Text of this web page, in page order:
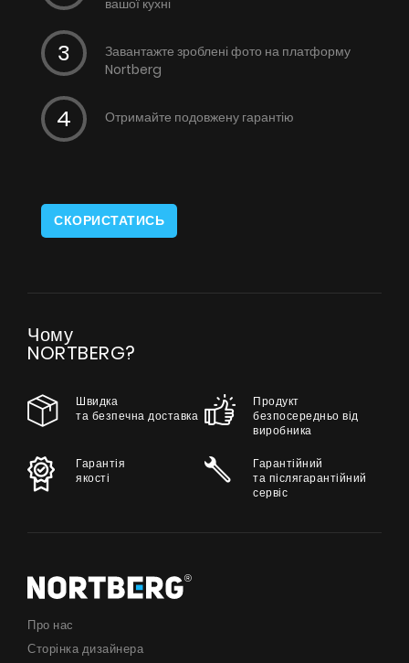
Завантажте зроблені фото на платформу
Nortberg
Отримайте подовжену гарантію
СКОРИСТАТИСЬ
Чому
NORTBERG?
Швидка
та безпечна доставка
Продукт
безпосередньо від
виробника
Гарантія
якості
Гарантійний
та післягарантійний
сервіс
Про нас
Сторінка дизайнера